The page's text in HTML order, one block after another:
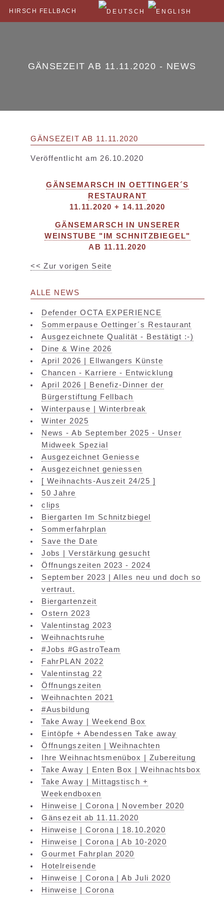
HIRSCH FELLBACH
GÄNSEZEIT AB 11.11.2020 - NEWS
GÄNSEZEIT AB 11.11.2020
Veröffentlicht am 26.10.2020
GÄNSEMARSCH IN OETTINGER´S
RESTAURANT
11.11.2020 + 14.11.2020
GÄNSEMARSCH IN UNSERER
WEINSTUBE "IM SCHNITZBIEGEL"
AB 11.11.2020
<< Zur vorigen Seite
ALLE NEWS
Defender OCTA EXPERIENCE
Sommerpause Oettinger´s Restaurant
Ausgezeichnete Qualität - Bestätigt :-)
Dine & Wine 2026
April 2026 | Ellwangers Künste
Chancen - Karriere - Entwicklung
April 2026 | Benefiz-Dinner der
Bürgerstiftung Fellbach
Winterpause | Winterbreak
Winter 2025
News - Ab September 2025 - Unser
Midweek Spezial
Ausgezeichnet Geniesse
Ausgezeichnet geniessen
[ Weihnachts-Auszeit 24/25 ]
50 Jahre
clips
Biergarten Im Schnitzbiegel
Sommerfahrplan
Save the Date
Jobs | Verstärkung gesucht
Öffnungszeiten 2023 - 2024
September 2023 | Alles neu und doch so
vertraut.
Biergartenzeit
Ostern 2023
Valentinstag 2023
Weihnachtsruhe
#Jobs #GastroTeam
FahrPLAN 2022
Valentinstag 22
Öffnungszeiten
Weihnachten 2021
#Ausbildung
Take Away | Weekend Box
Eintöpfe + Abendessen Take away
Öffnungszeiten | Weihnachten
Ihre Weihnachtsmenübox | Zubereitung
Take Away | Enten Box | Weihnachtsbox
Take Away | Mittagstisch +
Weekendboxen
Hinweise | Corona | November 2020
Gänsezeit ab 11.11.2020
Hinweise | Corona | 18.10.2020
Hinweise | Corona | Ab 10-2020
Gourmet Fahrplan 2020
Hotelreisende
Hinweise | Corona | Ab Juli 2020
Hinweise | Corona